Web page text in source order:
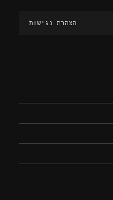
הצהרת נגישות